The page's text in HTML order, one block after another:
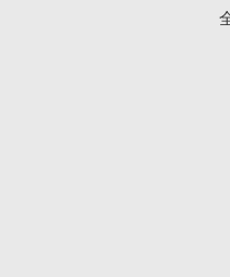
０蛋月台原為石岡車站
的復古車廂和生動活潑